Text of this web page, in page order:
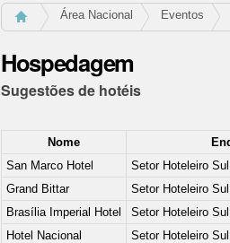
Área Nacional Eventos
Hospedagem
Sugestões de hotéis
Nome
San Marco Hotel
Setor Hoteleiro
Grand Bittar
Setor Hoteleiro
Brasília Imperial Hotel
Setor Hoteleiro
Hotel Nacional
Setor Hoteleiro